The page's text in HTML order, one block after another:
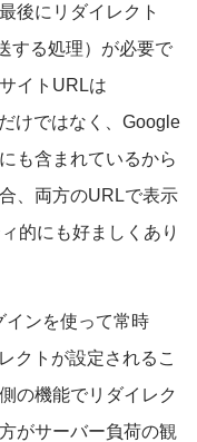
後にリダイレクト
する処理）が必要で
イトURLは
けではなく、Google
も含まれているから
、両方のURLで表示
的にも好ましくあり
インを使って常時
クトが設定されるこ
の機能でリダイレク
がサーバー負荷の観